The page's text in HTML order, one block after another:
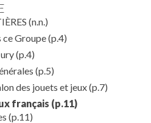
(n.n.)
ce Groupe(p.4)
(p.4)
(p.5)
des jouets et jeux(p.7)
français (p.11)
(p.11)